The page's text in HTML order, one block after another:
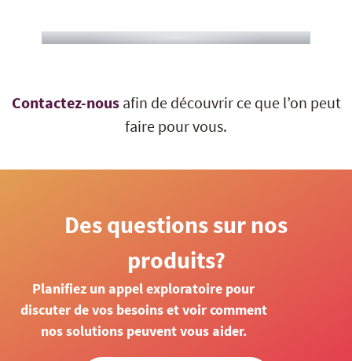
Contactez-nousafin de découvrir ce que l’on peut
faire pour vous.
Des questions sur nos
produits?
Planifiez un appel exploratoire pour
discuter de vos besoins et voir comment
nos solutions peuvent vous aider.